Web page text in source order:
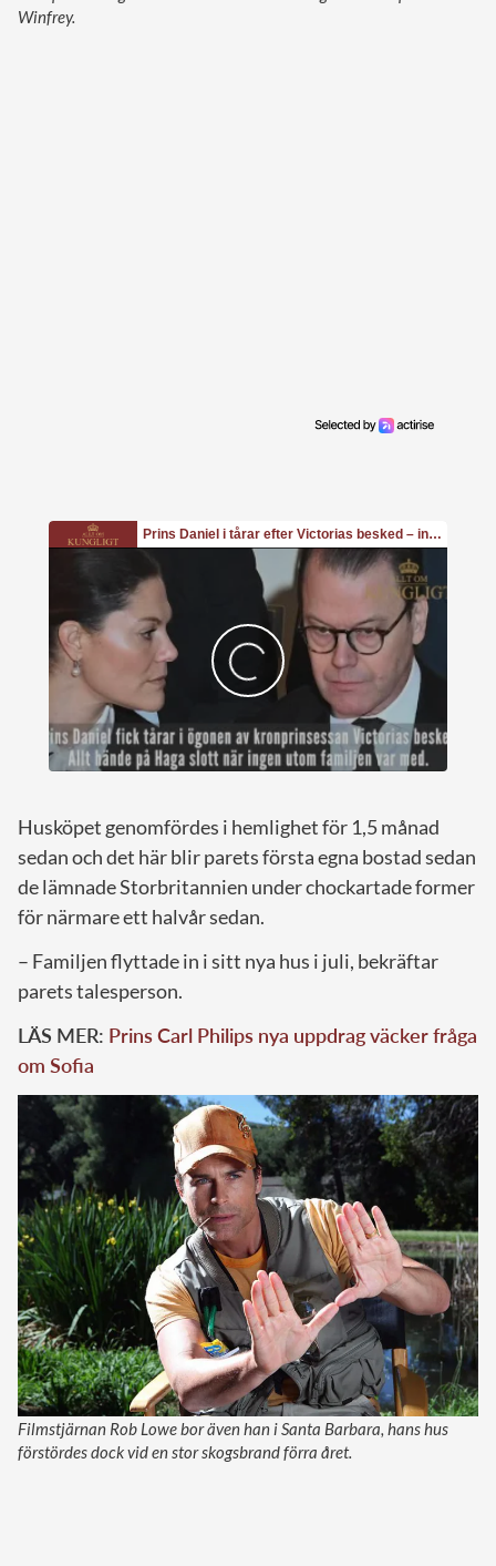
Winfrey.
Husköpet genomfördes i hemlighet för 1,5 månad
sedan och det här blir parets första egna bostad sedan
de lämnade Storbritannien under chockartade former
för närmare ett halvår sedan.
– Familjen flyttade in i sitt nya hus i juli, bekräftar
parets talesperson.
LÄS MER: Prins Carl Philips nya uppdrag väcker fråga
om Sofia
Filmstjärnan Rob Lowe bor även han i Santa Barbara, hans hus
förstördes dock vid en stor skogsbrand förra året.